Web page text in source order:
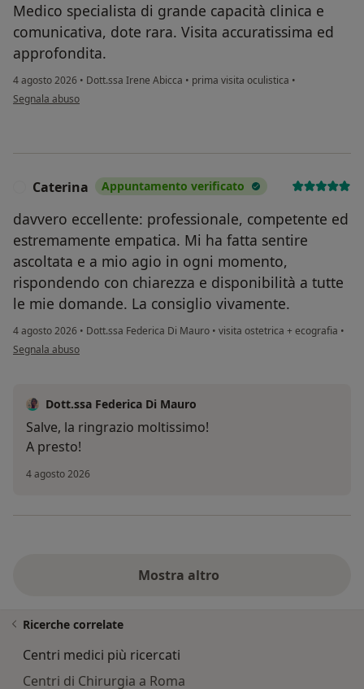
Medico specialista di grande capacità clinica e
comunicativa, dote rara. Visita accuratissima ed
approfondita.
4 agosto 2026 • Dott.ssa Irene Abicca • prima visita oculistica •
secondo l'opinione dell'utente Eugenio Cappuccio
Segnala abuso
Caterina Appuntamento verificato
davvero eccellente: professionale, competente ed
estremamente empatica. Mi ha fatta sentire
ascoltata e a mio agio in ogni momento,
rispondendo con chiarezza e disponibilità a tutte
le mie domande. La consiglio vivamente.
4 agosto 2026 • Dott.ssa Federica Di Mauro • visita ostetrica + ecografia •
secondo l'opinione dell'utente Caterina
Segnala abuso
Dott.ssa Federica Di Mauro
Salve, la ringrazio moltissimo!
A presto!
4 agosto 2026
Mostra altro
Ricerche correlate
Centri medici più ricercati
Centri di Chirurgia a Roma